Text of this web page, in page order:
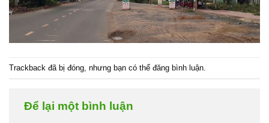
Trackback đã bị đóng, nhưng bạn có thể đăng bình luận
Để lại một bình luận